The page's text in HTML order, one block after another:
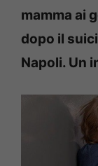
mamma ai
dopo il
Napoli. Un